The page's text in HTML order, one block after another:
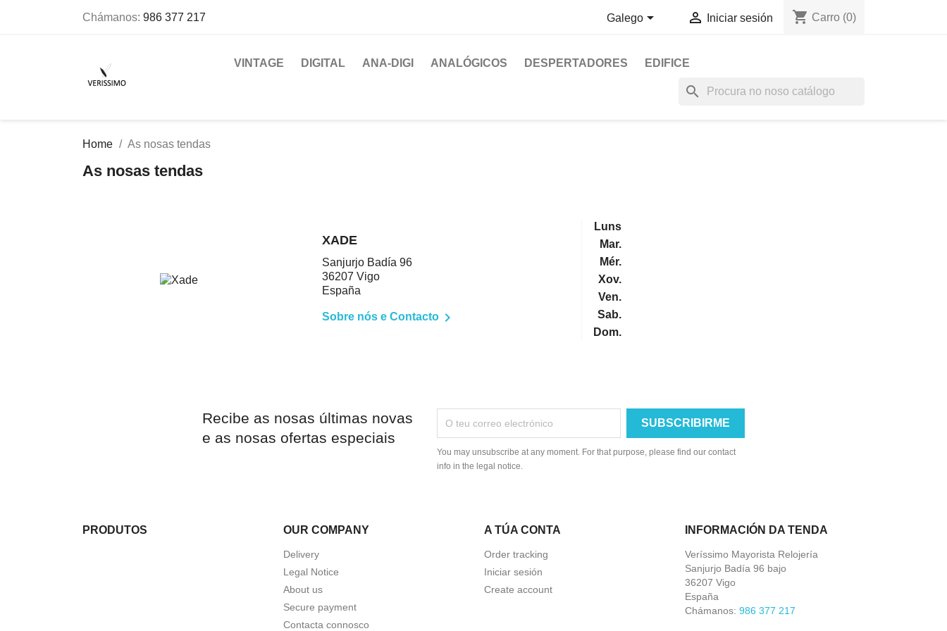
Chámanos: 986 377 217 Galego  Iniciar sesión shopping_cart Carro (0)
VINTAGE DIGITAL ANA-DIGI ANALÓGICOS DESPERTADORES EDIFICE
search
Home As nosas tendas
As nosas tendas
XADE
Sanjurjo Badía 96
36207 Vigo
España
Sobre nós e Contacto 
Luns
Mar.
Mér.
Xov.
Ven.
Sab.
Dom.
Recibe as nosas últimas novas
e as nosas ofertas especiais
You may unsubscribe at any moment. For that purpose, please find our contact
info in the legal notice.
PRODUTOS OUR COMPANY
Delivery
Legal Notice
About us
Secure payment
Contacta connosco
A TÚA CONTA
Order tracking
Iniciar sesión
Create account
INFORMACIÓN DA TENDA
Veríssimo Mayorista Relojería
Sanjurjo Badía 96 bajo
36207 Vigo
España
Chámanos: 986 377 217